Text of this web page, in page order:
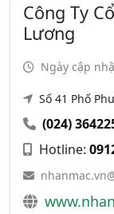
Công Ty
Lương
Ngày cập
Số 41 Phố
(024)
Hotline: